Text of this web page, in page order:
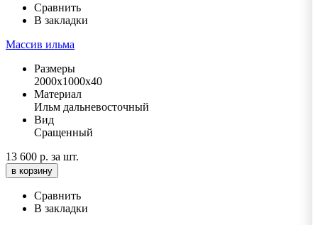
Сравнить
В закладки
Массив ильма
Размеры
2000х1000х40
Материал
Ильм дальневосточный
Вид
Сращенный
13 600 р. за шт.
в корзину
Сравнить
В закладки